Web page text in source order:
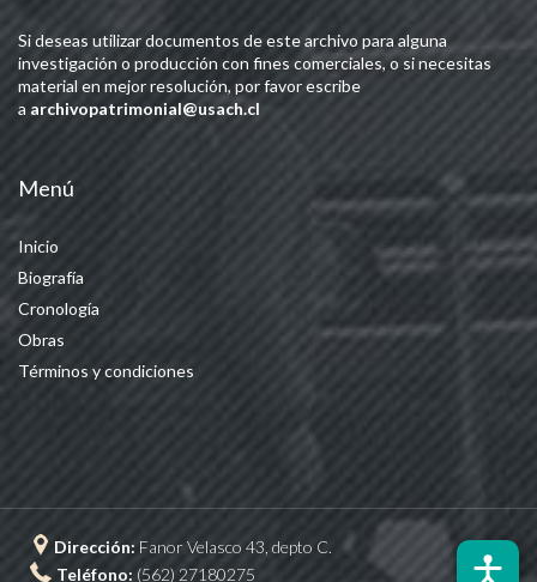
Si deseas utilizar documentos de este archivo para alguna
investigación o producción con fines comerciales, o si necesitas
material en mejor resolución, por favor escribe
a archivopatrimonial@usach.cl
Menú
Inicio
Biografía
Cronología
Obras
Términos y condiciones
Dirección: Fanor Velasco 43, depto C.
Teléfono: (562) 27180275